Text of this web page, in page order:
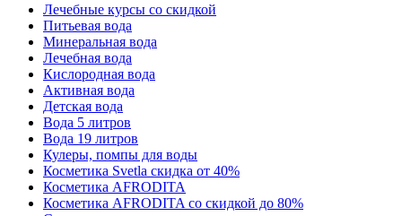
Лечебные курсы со скидкой
Питьевая вода
Минеральная вода
Лечебная вода
Кислородная вода
Активная вода
Детская вода
Вода 5 литров
Вода 19 литров
Кулеры, помпы для воды
Косметика Svetla скидка от 40%
Косметика AFRODITA
Косметика AFRODITA со скидкой до 80%